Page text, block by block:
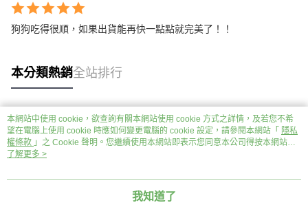
狗狗吃得很順，如果出貨能再快一點點就完美了！！
本分類熱銷全站排行
熱門標籤
本網站中使用 cookie，欲查詢有關本網站使用 cookie 方式之詳情，及若您不希
望在電腦上使用 cookie 時應如何變更電腦的 cookie 設定，請參閱本網站「 隱私
權條款 」之 Cookie 聲明。您繼續使用本網站即表示您同意本公司得按本網站使
用條款之 Cookie 聲明使用 cookie。
了解更多 >
我知道了